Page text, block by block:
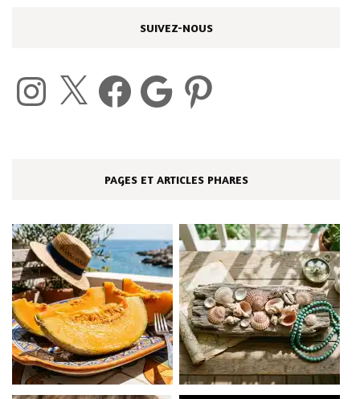
SUIVEZ-NOUS
Instagram Facebook Google Pinterest
PAGES ET ARTICLES PHARES